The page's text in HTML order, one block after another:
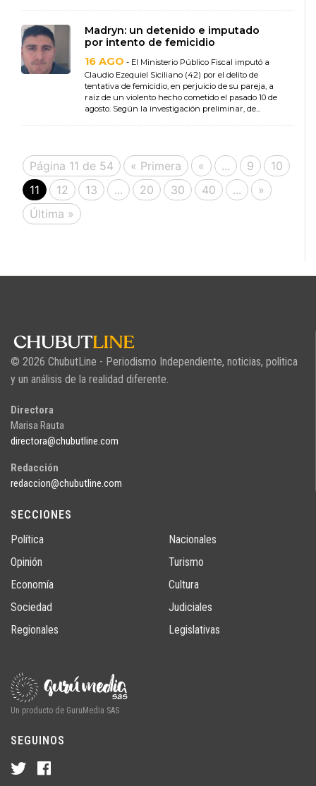
Madryn: un detenido e imputado
por intento de femicidio
16 AGO - El Ministerio Público Fiscal imputó a
Claudio Ezequiel Siciliano (42) por el delito de
tentativa de femicidio, en perjuicio de su pareja, a
raíz de un violento hecho cometido el pasado 10 de
agosto. Según la investigación preliminar, de...
Página 11 de 54 « Primera « ... 9
10
11
12 13 ... 20 30 40 ...
»
Última »
© 2026 ChubutLine - Periodismo Independiente, noticias, politica
y un análisis de la realidad diferente.
Directora
Marisa Rauta
directora@chubutline.com
Redacción
redaccion@chubutline.com
SECCIONES
Política
Opinión
Economía
Sociedad
Regionales
Nacionales
Turismo
Cultura
Judiciales
Legislativas
Un producto de GuruMedia SAS
SEGUINOS